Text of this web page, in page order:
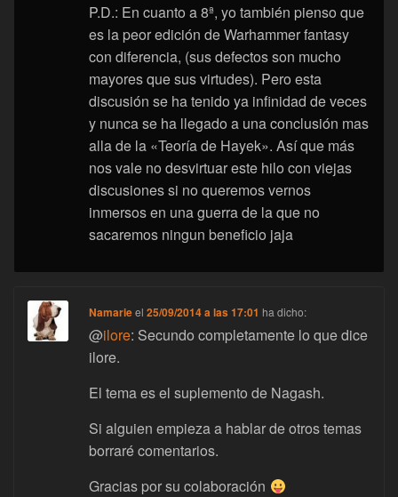
P.D.: En cuanto a 8ª, yo también pienso que
es la peor edición de Warhammer fantasy
con diferencia, (sus defectos son mucho
mayores que sus virtudes). Pero esta
discusión se ha tenido ya infinidad de veces
y nunca se ha llegado a una conclusión mas
alla de la «Teoría de Hayek». Así que más
nos vale no desvirtuar este hilo con viejas
discusiones si no queremos vernos
inmersos en una guerra de la que no
sacaremos ningun beneficio jaja
Namarieel25/09/2014 a las 17:01 ha dicho:
@ilore: Secundo completamente lo que dice
ilore.
El tema es el suplemento de Nagash.
Si alguien empieza a hablar de otros temas
borraré comentarios.
Gracias por su colaboración